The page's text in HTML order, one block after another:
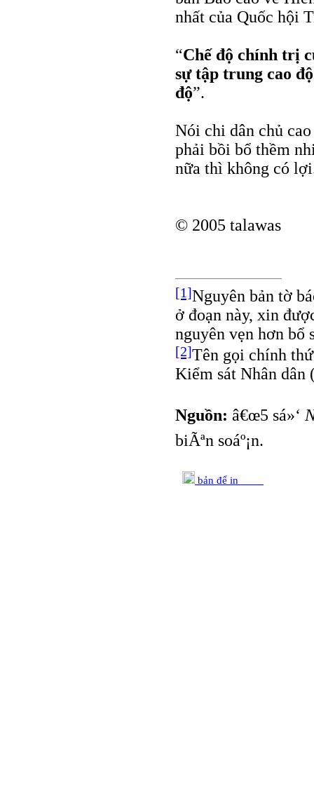
nhất của Quốc hội
“Chế độ chính trị
sự tập trung cao
độ”.
Nói chi dân chủ
phải bồi bổ thềm
nữa thì không có
© 2005 talawas
[1]Nguyên bản tờ
ở đoạn này, xin
nguyên vẹn hơn bổ
[2]Tên gọi chính
Kiểm sát Nhân dân
Nguồn: â€œ5 sá»‘
biÃªn soáº¡n.
bản để in